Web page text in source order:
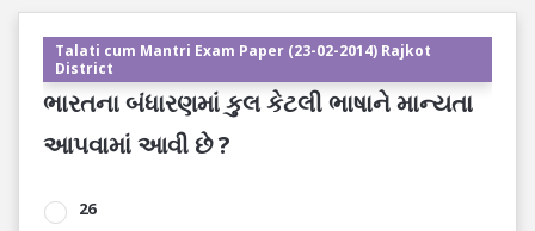
Talati cum Mantri Exam Paper (23-02-2014) Rajkot
District
ભારતના બંધારણમાં કુલ કેટલી ભાષાને માન્યતા
આપવામાં આવી છે ?
26